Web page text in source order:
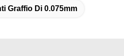
Graffio Di 0.075mm